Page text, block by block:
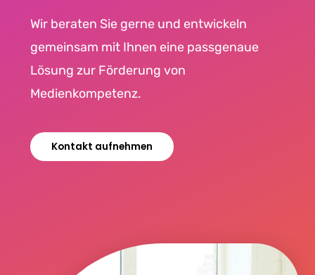
Wir beraten Sie gerne und entwickeln
gemeinsam mit Ihnen eine passgenaue
Lösung zur Förderung von
Medienkompetenz.
Kontakt aufnehmen